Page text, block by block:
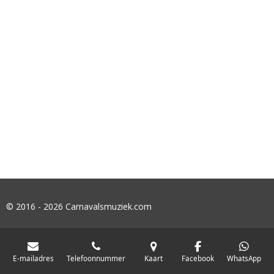
© 2016 - 2026 Carnavalsmuziek.com
E-mailadres Telefoonnummer Kaart Facebook WhatsApp